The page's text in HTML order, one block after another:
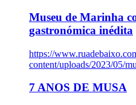
Museu de Marinha
gastronómica inédita
https://
content/uploads/2023/05/
7 ANOS DE MUSA